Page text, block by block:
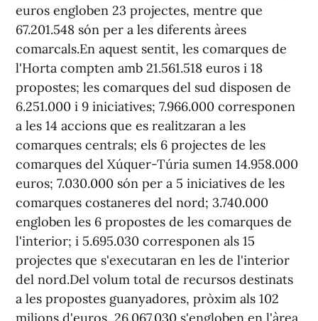
euros engloben 23 projectes, mentre que
67.201.548 són per a les diferents àrees
comarcals.En aquest sentit, les comarques de
l'Horta compten amb 21.561.518 euros i 18
propostes; les comarques del sud disposen de
6.251.000 i 9 iniciatives; 7.966.000 corresponen
a les 14 accions que es realitzaran a les
comarques centrals; els 6 projectes de les
comarques del Xúquer-Túria sumen 14.958.000
euros; 7.030.000 són per a 5 iniciatives de les
comarques costaneres del nord; 3.740.000
engloben les 6 propostes de les comarques de
l'interior; i 5.695.030 corresponen als 15
projectes que s'executaran en les de l'interior
del nord.Del volum total de recursos destinats
a les propostes guanyadores, pròxim als 102